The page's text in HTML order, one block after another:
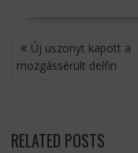
BEJEGYZÉS
NAVIGÁCIÓ
Új uszonyt kapott a
mozgássérült delfin
RELATED POSTS